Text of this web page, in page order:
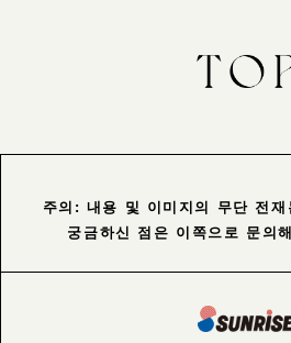
주의: 내용 및 이미지의 무단 전
궁금하신 점은 이쪽으로 문의